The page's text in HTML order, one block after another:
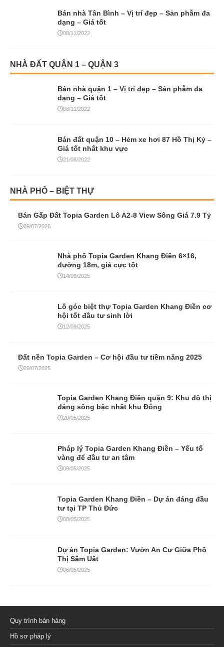
Bán nhà Tân Bình – Vị trí đẹp – Sản phẫm đa
dạng – Giá tốt
08/11/2022
NHÀ ĐẤT QUẬN 1 – QUẬN 3
Bán nhà quận 1 – Vị trí đẹp – Sản phẫm đa
dạng – Giá tốt
08/11/2022
Bán đất quận 10 – Hẻm xe hơi 87 Hồ Thị Kỷ –
Giá tốt nhất khu vực
21/08/2022
NHÀ PHỐ – BIỆT THỰ
Bán Gấp Đất Topia Garden Lô A2-8 View Sông Giá 7.9 Tỷ
09/07/2026
Nhà phố Topia Garden Khang Điền 6×16,
đường 18m, giá cực tốt
14/09/2025
Lô góc biệt thự Topia Garden Khang Điền cơ
hội tốt đầu tư sinh lời
12/09/2025
Đất nền Topia Garden – Cơ hội đầu tư tiềm năng 2025
29/07/2025
Topia Garden Khang Điền quận 9: Khu đô thị
đáng sống bậc nhất khu Đông
20/05/2025
Pháp lý Topia Garden Khang Điền – Yếu tố
vàng để đầu tư an tâm
09/05/2025
Topia Garden Khang Điền – Dự án đáng đầu
tư tại TP Thủ Đức
08/05/2025
Dự án Topia Garden: Vườn An Cư Giữa Phố
Thị Sầm Uất
06/05/2025
Quy trình bán hàng
Hồ sơ pháp lý